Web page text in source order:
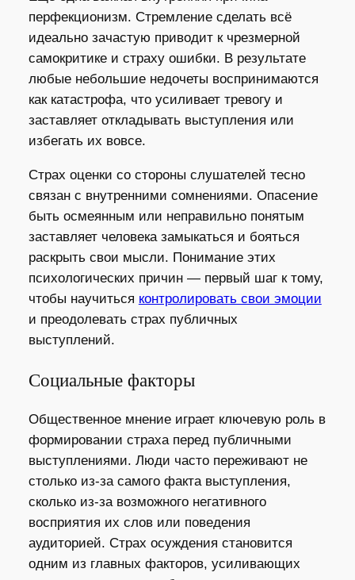
перфекционизм. Стремление сделать всё
идеально зачастую приводит к чрезмерной
самокритике и страху ошибки. В результате
любые небольшие недочеты воспринимаются
как катастрофа, что усиливает тревогу и
заставляет откладывать выступления или
избегать их вовсе.
Страх оценки со стороны слушателей тесно
связан с внутренними сомнениями. Опасение
быть осмеянным или неправильно понятым
заставляет человека замыкаться и бояться
раскрыть свои мысли. Понимание этих
психологических причин — первый шаг к тому,
чтобы научиться контролировать свои эмоции
и преодолевать страх публичных
выступлений.
Социальные факторы
Общественное мнение играет ключевую роль в
формировании страха перед публичными
выступлениями. Люди часто переживают не
столько из-за самого факта выступления,
сколько из-за возможного негативного
восприятия их слов или поведения
аудиторией. Страх осуждения становится
одним из главных факторов, усиливающих